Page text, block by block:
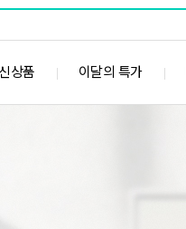
상품 이달의 특가